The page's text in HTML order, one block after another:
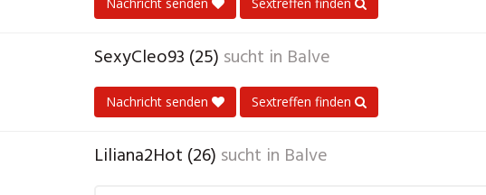
SexyCleo93 (25) sucht in Balve
Nachricht senden Sextreffen finden
Liliana2Hot (26) sucht in Balve